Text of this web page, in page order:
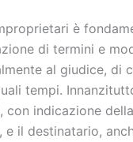
è
di termini e
al giudice, di
tempi.
indicazione
il destinatario,